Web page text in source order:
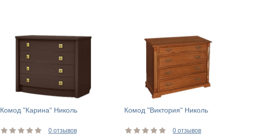
Комод "Карина" Николь
0 отзывов
Комод "Виктория" Николь
0 отзывов